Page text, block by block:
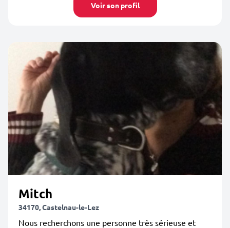
Voir son profil
Mitch
34170, Castelnau-le-Lez
Nous recherchons une personne très sérieuse et